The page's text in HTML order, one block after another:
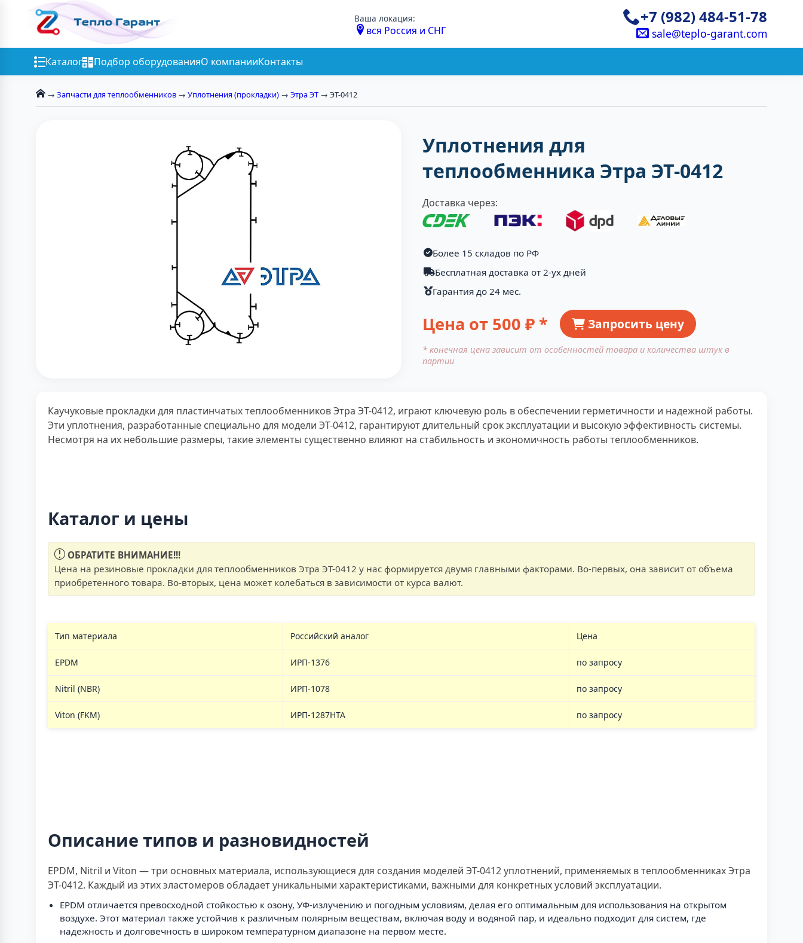
Ваша локация:
вся Россия и СНГ
+7 (982) 484-51-78
sale@teplo-garant.com
Каталог Подбор оборудованияО компанииКонтакты
→ Запчасти для теплообменников → Уплотнения (прокладки) → Этра ЭТ → ЭТ-0412
Уплотнения для
теплообменника Этра ЭТ-0412
Доставка через:
Более 15 складов по РФ
Бесплатная доставка от 2-ух дней
Гарантия до 24 мес.
Цена от 500 ₽ * Запросить цену
* конечная цена зависит от особенностей товара и количества штук в
партии
Каучуковые прокладки для пластинчатых теплообменников Этра ЭТ-0412, играют ключевую роль в обеспечении герметичности и надежной работы.
Эти уплотнения, разработанные специально для модели ЭТ-0412, гарантируют длительный срок эксплуатации и высокую эффективность системы.
Несмотря на их небольшие размеры, такие элементы существенно влияют на стабильность и экономичность работы теплообменников.
Каталог и цены
ОБРАТИТЕ ВНИМАНИЕ!!!
Цена на резиновые прокладки для теплообменников Этра ЭТ-0412 у нас формируется двумя главными факторами. Во-первых, она зависит от объема
приобретенного товара. Во-вторых, цена может колебаться в зависимости от курса валют.
Тип материала Российский аналог Цена
EPDM ИРП-1376 по запросу
Nitril (NBR) ИРП-1078 по запросу
Viton (FKM) ИРП-1287НТА по запросу
Описание типов и разновидностей
EPDM, Nitril и Viton — три основных материала, использующиеся для создания моделей ЭТ-0412 уплотнений, применяемых в теплообменниках Этра
ЭТ-0412. Каждый из этих эластомеров обладает уникальными характеристиками, важными для конкретных условий эксплуатации.
EPDM отличается превосходной стойкостью к озону, УФ-излучению и погодным условиям, делая его оптимальным для использования на открытом
воздухе. Этот материал также устойчив к различным полярным веществам, включая воду и водяной пар, и идеально подходит для систем, где
надежность и долговечность в широком температурном диапазоне на первом месте.